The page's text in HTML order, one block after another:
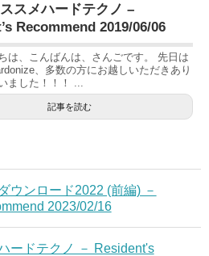
スメハードテクノ –
Recommend 2019/06/06
は、こんばんは、さんごです。 先日は
、多数の方にお越しいただきあり
ました！！！ ...
記事を読む
ウンロード2022 (前編) －
2023/02/16
ードテクノ － Resident's